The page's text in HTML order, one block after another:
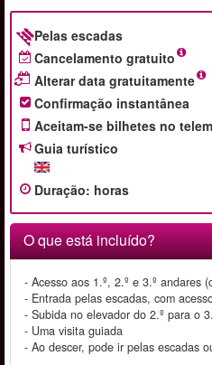
Pelas escadas
Cancelamento gratuito
Alterar data gratuitamente
Confirmação instantânea
Aceitam-se bilhetes no
Guia turístico
Duração: horas
O que está incluído?
- Acesso aos 1.º, 2.º e 3.º andares
- Entrada pelas escadas, com
- Subida no elevador do 2.º para o
- Uma visita guiada
- Ao descer, pode ir pelas escadas